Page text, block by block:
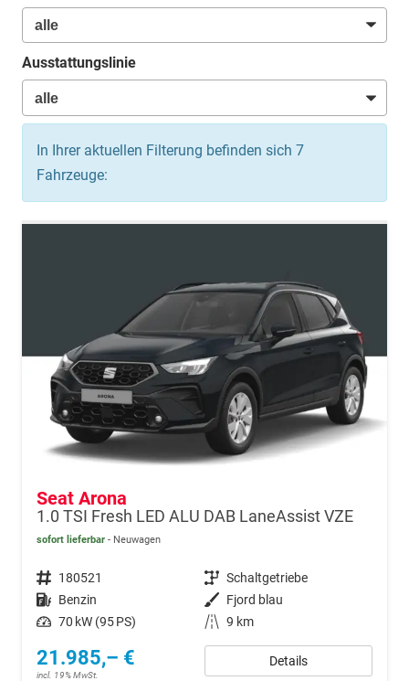
Ausstattungslinie
In Ihrer aktuellen Filterung befinden sich 7
Fahrzeuge:
Seat Arona
1.0 TSI Fresh LED ALU DAB LaneAssist VZE
sofort lieferbar Neuwagen
Fahrzeugnr. 180521 Getriebe Schaltgetriebe
Kraftstoff Benzin Außenfarbe Fjord blau
Leistung 70 kW (95 PS) Kilometerstand 9 km
21.985,– €
incl. 19% MwSt.
Details